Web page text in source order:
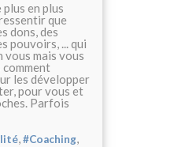
plus en plus
que
dons, des
pouvoirs, ... qui
vous mais vous
comment
les développer
pour vous et
Parfois
,#Coaching,